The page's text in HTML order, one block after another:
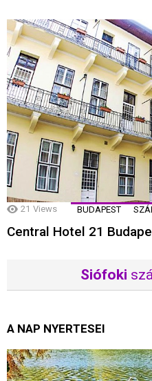
21 Views BUDAPEST
Central Hotel 21
Siófoki
A NAP NYERTESEI